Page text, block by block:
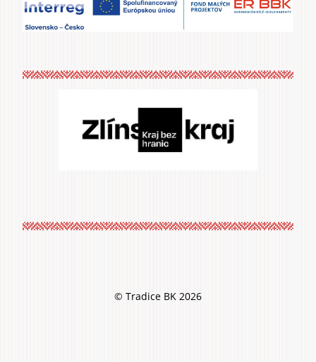
© Tradice BK 2026